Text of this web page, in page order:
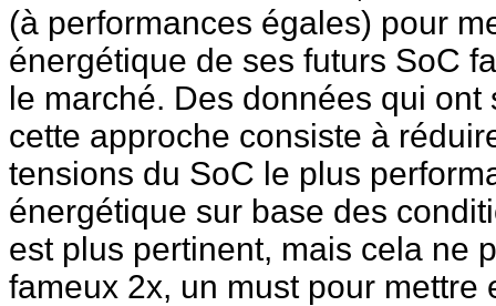
(à performances égales) pour
énergétique de ses futurs SoC
le marché. Des données qui
cette approche consiste à
tensions du SoC le plus
énergétique sur base des
est plus pertinent, mais cela ne
fameux 2x, un must pour mettre